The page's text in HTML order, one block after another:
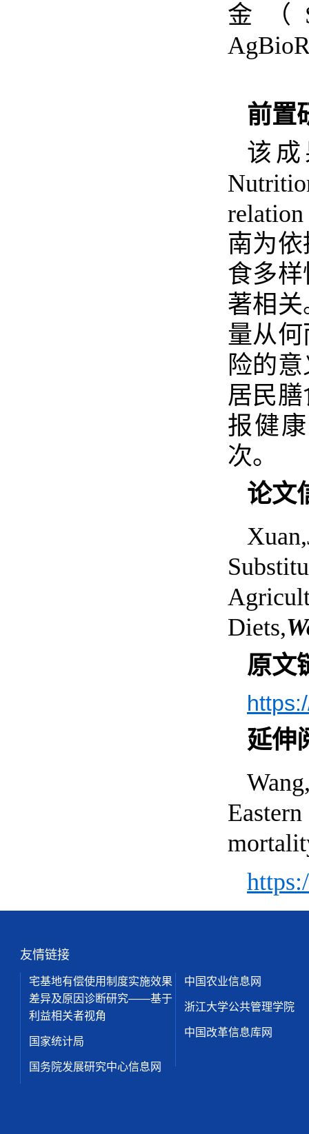
金（
前置
该
南为
食多
著相
量从
险的
居民
报健
次。
论文
Diets,
原文
延伸
友情链接
宅基地有偿使用制度实施效果
差异及原因诊断研究——基于
利益相关者视角
国家统计局
国务院发展研究中心信息网
中国农业信息网
浙江大学公共管理学院
中国改革信息库网